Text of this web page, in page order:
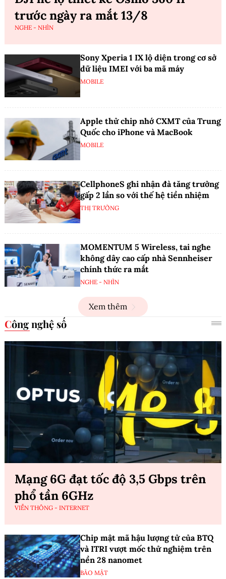
trước ngày ra mắt 13/8
NGHE - NHÌN
Sony Xperia 1 IX lộ diện trong cơ sở
dữ liệu IMEI với ba mã máy
MOBILE
Apple thử chip nhớ CXMT của Trung
Quốc cho iPhone và MacBook
MOBILE
CellphoneS ghi nhận đà tăng trưởng
gấp 2 lần so với thế hệ tiền nhiệm
THỊ TRƯỜNG
MOMENTUM 5 Wireless, tai nghe
không dây cao cấp nhà Sennheiser
chính thức ra mắt
NGHE - NHÌN
Xem thêm
Công nghệ số
Mạng 6G đạt tốc độ 3,5 Gbps trên
phổ tần 6GHz
VIỄN THÔNG - INTERNET
Chip mật mã hậu lượng tử của BTQ
và ITRI vượt mốc thử nghiệm trên
nền 28 nanomet
BẢO MẬT